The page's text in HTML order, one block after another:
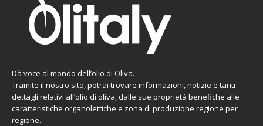
Dà voce al mondo dell’olio di Oliva.
Tramite il nostro sito, potrai trovare informazioni, notizie e tanti
dettagli relativi all’olio di oliva, dalle sue proprietà benefiche alle
caratteristiche organolettiche e zona di produzione regione per
regione.